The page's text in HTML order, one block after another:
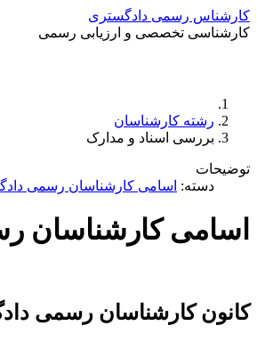
کارشناس رسمی دادگستری
کارشناسی تخصصی و ارزیابی رسمی
رشته کارشناسان
بررسی اسناد و مدارک
توضیحات
دسته: اسامی کارشناسان رسمی
اسامی کارشناسان
کانون کارشناسان رسمی